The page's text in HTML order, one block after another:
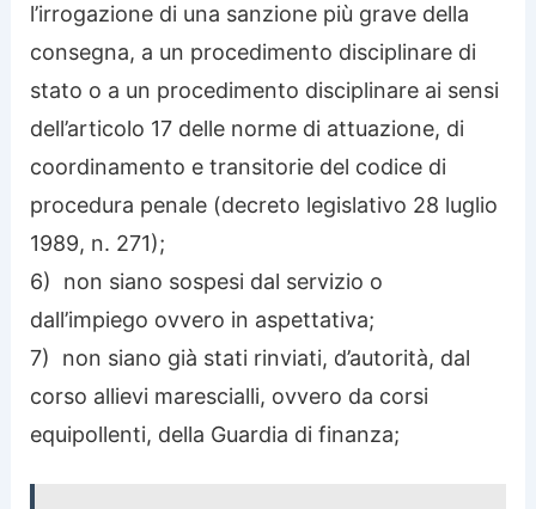
l’irrogazione di una sanzione più grave della
consegna, a un procedimento disciplinare di
stato o a un procedimento disciplinare ai sensi
dell’articolo 17 delle norme di attuazione, di
coordinamento e transitorie del codice di
procedura penale (decreto legislativo 28 luglio
1989, n. 271);
6) non siano sospesi dal servizio o
dall’impiego ovvero in aspettativa;
7) non siano già stati rinviati, d’autorità, dal
corso allievi marescialli, ovvero da corsi
equipollenti, della Guardia di finanza;